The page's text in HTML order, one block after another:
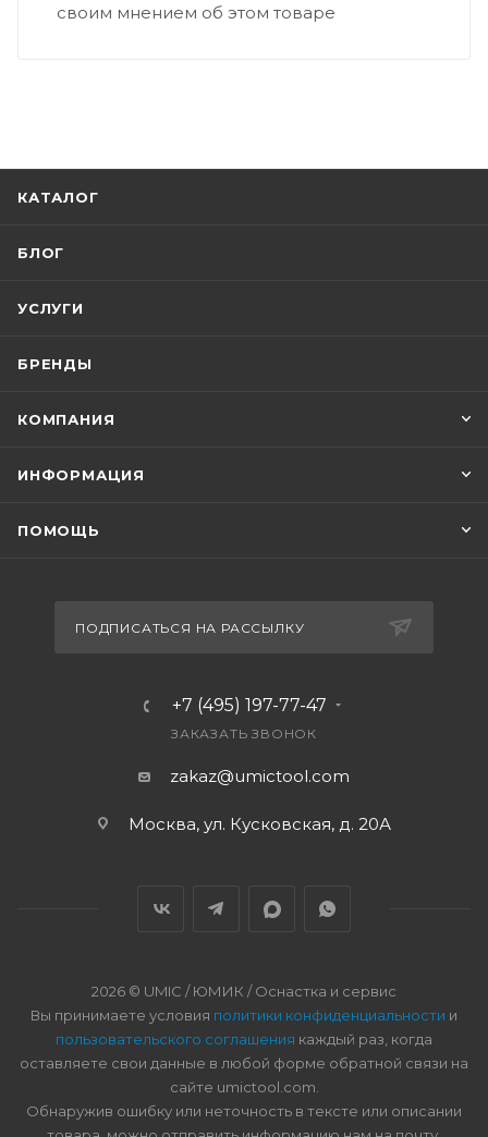
своим мнением об этом товаре
КАТАЛОГ
БЛОГ
УСЛУГИ
БРЕНДЫ
КОМПАНИЯ
ИНФОРМАЦИЯ
ПОМОЩЬ
ПОДПИСАТЬСЯ НА РАССЫЛКУ
+7 (495) 197-77-47
ЗАКАЗАТЬ ЗВОНОК
zakaz@umictool.com
Москва, ул. Кусковская, д. 20А
2026 © UMIC / ЮМИК / Оснастка и сервис
Вы принимаете условия политики конфиденциальности и
пользовательского соглашения каждый раз, когда
оставляете свои данные в любой форме обратной связи на
сайте umictool.com.
Обнаружив ошибку или неточность в тексте или описании